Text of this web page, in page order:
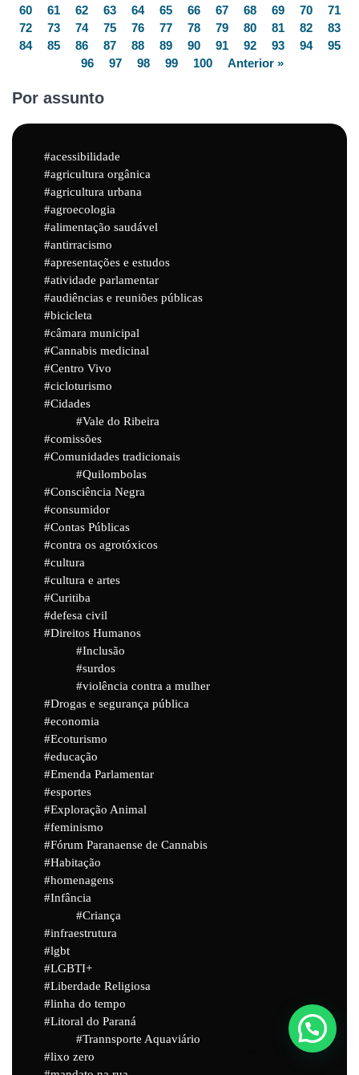
60
61 62 63 64 65 66 67 68 69 70
71
72
73 74 75 76 77 78 79 80 81 82
83
84
85 86 87 88 89 90 91 92 93 94
95
96
97 98 99 100 Anterior »
Por assunto
acessibilidade
agricultura orgânica
agricultura urbana
agroecologia
alimentação saudável
antirracismo
apresentações e estudos
atividade parlamentar
audiências e reuniões públicas
bicicleta
câmara municipal
Cannabis medicinal
Centro Vivo
cicloturismo
Cidades
Vale do Ribeira
comissões
Comunidades tradicionais
Quilombolas
Consciência Negra
consumidor
Contas Públicas
contra os agrotóxicos
cultura
cultura e artes
Curitiba
defesa civil
Direitos Humanos
Inclusão
surdos
violência contra a mulher
Drogas e segurança pública
economia
Ecoturismo
educação
Emenda Parlamentar
esportes
Exploração Animal
feminismo
Fórum Paranaense de Cannabis
Habitação
homenagens
Infância
Criança
infraestrutura
lgbt
LGBTI+
Liberdade Religiosa
linha do tempo
Litoral do Paraná
Trannsporte Aquaviário
lixo zero
Powered byJoinchat